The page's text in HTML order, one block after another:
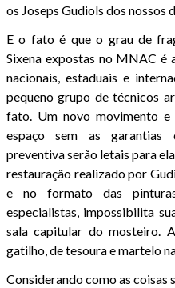
os Joseps Gudiols dos nossos
E o fato é que o grau de
Sixena expostas no MNAC é
nacionais, estaduais e
pequeno grupo de técnicos
fato. Um novo movimento e
espaço sem as garantias
preventiva serão letais para
restauração realizado por
e no formato das
especialistas, impossibilita
sala capitular do mosteiro.
gatilho, de tesoura e martelo
Considerando como as coisas